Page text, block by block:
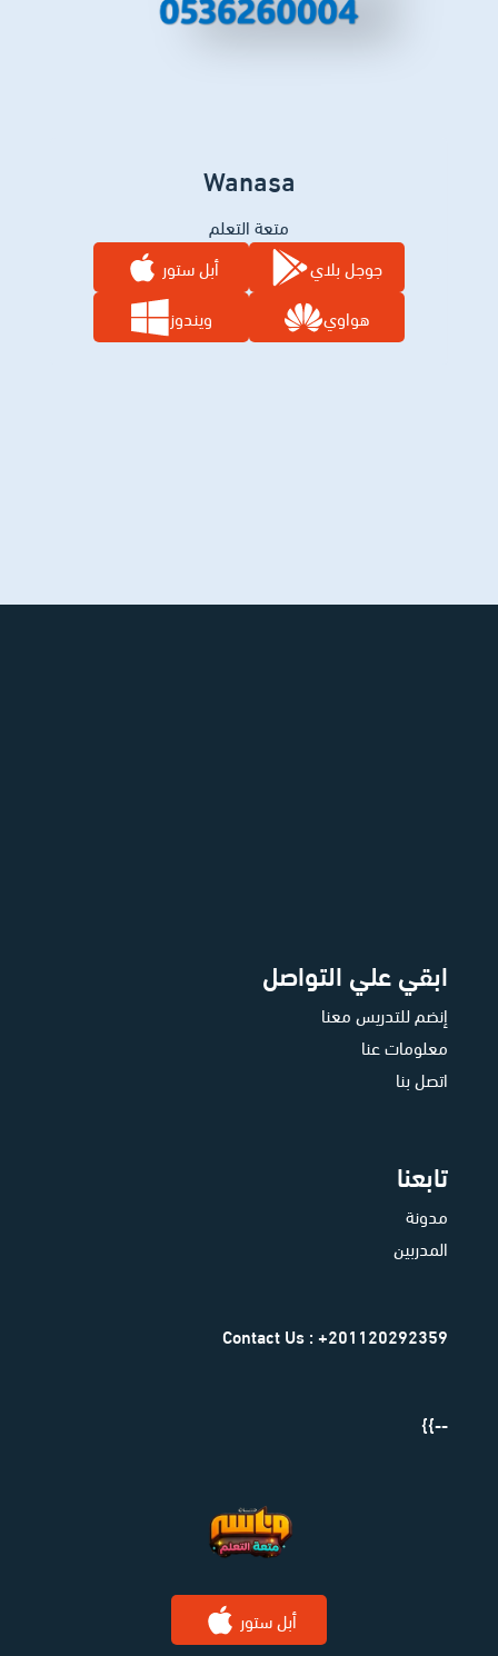
Wanasa
متعة التعلم
جوجل بلاي
أبل ستور
هواوي
ويندوز
ابقي علي التواصل
إنضم للتدريس معنا
معلومات عنا
اتصل بنا
تابعنا
مدونة
المدربين
Contact Us : +201120292359
--}}
أبل ستور